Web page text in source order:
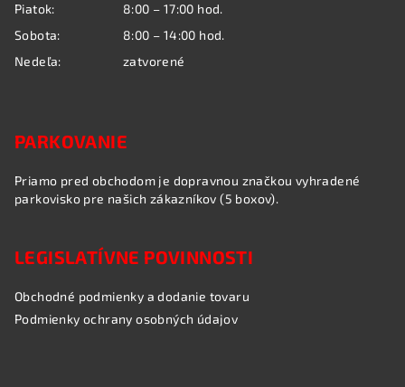
Piatok:
8:00 – 17:00 hod.
Sobota:
8:00 – 14:00 hod.
Nedeľa:
zatvorené
PARKOVANIE
Priamo pred obchodom je dopravnou značkou vyhradené
parkovisko pre našich zákazníkov (5 boxov).
LEGISLATÍVNE POVINNOSTI
Obchodné podmienky a dodanie tovaru
Podmienky ochrany osobných údajov